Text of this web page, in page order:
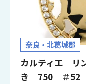
奈良・北葛城郡
カルティエ リ
き 750 ＃52